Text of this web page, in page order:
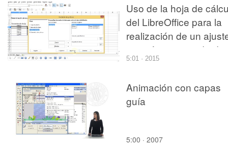
Uso de la hoja de
del LibreOffice para la
realización de un
por mínimos
5:01 · 2015
Animación con capas
guía
5:00 · 2007